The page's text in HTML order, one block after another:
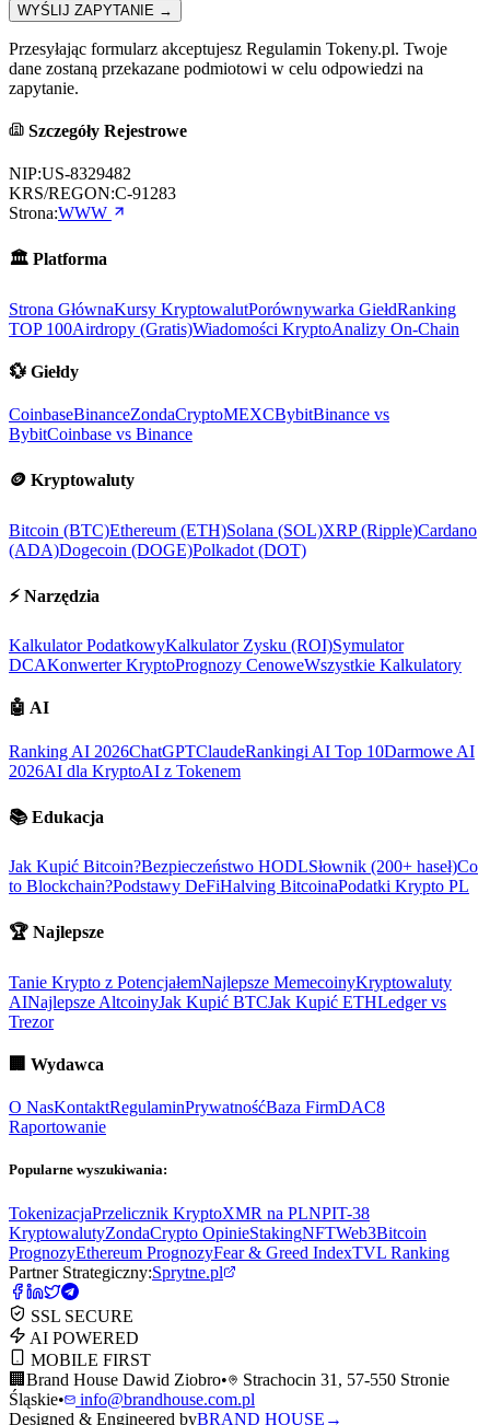
WYŚLIJ ZAPYTANIE →
Przesyłając formularz akceptujesz Regulamin Tokeny.pl. Twoje
dane zostaną przekazane podmiotowi w celu odpowiedzi na
zapytanie.
Szczegóły Rejestrowe
NIP:US-8329482
KRS/REGON:C-91283
Strona:WWW
🏛️ Platforma
Strona GłównaKursy KryptowalutPorównywarka GiełdRanking
TOP 100Airdropy (Gratis)Wiadomości KryptoAnalizy On-Chain
💱 Giełdy
CoinbaseBinanceZondaCryptoMEXCBybitBinance vs
BybitCoinbase vs Binance
🪙 Kryptowaluty
Bitcoin (BTC)Ethereum (ETH)Solana (SOL)XRP (Ripple)Cardano
(ADA)Dogecoin (DOGE)Polkadot (DOT)
⚡ Narzędzia
Kalkulator PodatkowyKalkulator Zysku (ROI)Symulator
DCAKonwerter KryptoPrognozy CenoweWszystkie Kalkulatory
🤖 AI
Ranking AI 2026ChatGPTClaudeRankingi AI Top 10Darmowe AI
2026AI dla KryptoAI z Tokenem
📚 Edukacja
Jak Kupić Bitcoin?Bezpieczeństwo HODLSłownik (200+ haseł)Co
to Blockchain?Podstawy DeFiHalving BitcoinaPodatki Krypto PL
🏆 Najlepsze
Tanie Krypto z PotencjałemNajlepsze MemecoinyKryptowaluty
AINajlepsze AltcoinyJak Kupić BTCJak Kupić ETHLedger vs
Trezor
🏢 Wydawca
O NasKontaktRegulaminPrywatnośćBaza FirmDAC8
Raportowanie
Popularne wyszukiwania:
TokenizacjaPrzelicznik KryptoXMR na PLNPIT-38
KryptowalutyZondaCrypto OpinieStakingNFTWeb3Bitcoin
PrognozyEthereum PrognozyFear & Greed IndexTVL Ranking
Partner Strategiczny:Sprytne.pl
SSL SECURE
AI POWERED
MOBILE FIRST
🏢 Brand House Dawid Ziobro•
Strachocin 31, 57-550 Stronie
Śląskie•
info@brandhouse.com.pl
Designed & Engineered byBRAND HOUSE →